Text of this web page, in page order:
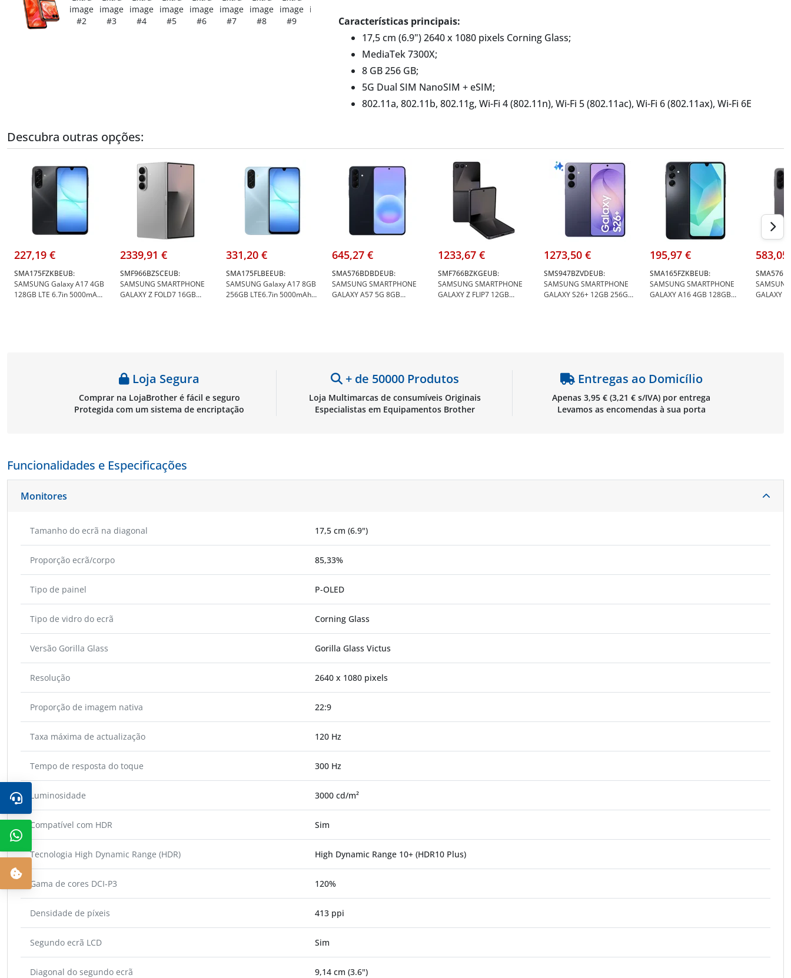
Características principais:
17,5 cm (6.9") 2640 x 1080 pixels Corning Glass;
MediaTek 7300X;
8 GB 256 GB;
5G Dual SIM NanoSIM + eSIM;
802.11a, 802.11b, 802.11g, Wi-Fi 4 (802.11n), Wi-Fi 5 (802.11ac), Wi-Fi 6 (802.11ax), Wi-Fi 6E
4200 mAh Carregamento wireless;
Android 14.
Descubra outras opções:
227,19 €
SMA175FZKBEUB:
SAMSUNG Galaxy A17 4GB
128GB LTE 6.7in 5000mAh
2339,91 €
SMF966BZSCEUB:
SAMSUNG SMARTPHONE
GALAXY Z FOLD7 16GB
331,20 €
SMA175FLBEEUB:
SAMSUNG Galaxy A17 8GB
256GB LTE6.7in 5000mAh
645,27 €
SMA576BDBDEUB:
SAMSUNG SMARTPHONE
GALAXY A57 5G 8GB
1233,67 €
SMF766BZKGEUB:
SAMSUNG SMARTPHONE
GALAXY Z FLIP7 12GB
1273,50 €
SMS947BZVDEUB:
SAMSUNG SMARTPHONE
GALAXY S26+ 12GB 256GB
195,97 €
SMA165FZKBEUB:
SAMSUNG SMARTPHONE
GALAXY A16 4GB 128GB
583,05
GALAXY
Loja Segura
Comprar na LojaBrother é fácil e seguro
Protegida com um sistema de encriptação
+ de 50000 Produtos
Loja Multimarcas de consumíveis Originais
Especialistas em Equipamentos Brother
Entregas ao Domicílio
Apenas 3,95 € (3,21 € s/IVA) por entrega
Levamos as encomendas à sua porta
Funcionalidades e Especificações
Monitores
Tamanho do ecrã na diagonal 17,5 cm (6.9")
Proporção ecrã/corpo 85,33%
Tipo de painel P-OLED
Tipo de vidro do ecrã Corning Glass
Versão Gorilla Glass Gorilla Glass Victus
Resolução 2640 x 1080 pixels
Proporção de imagem nativa 22:9
Taxa máxima de actualização 120 Hz
Tempo de resposta do toque 300 Hz
Luminosidade 3000 cd/m²
Compatível com HDR Sim
Tecnologia High Dynamic Range (HDR) High Dynamic Range 10+ (HDR10 Plus)
Gama de cores DCI-P3 120%
Densidade de píxeis 413 ppi
Segundo ecrã LCD Sim
Diagonal do segundo ecrã 9,14 cm (3.6")